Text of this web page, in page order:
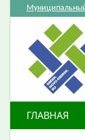
ГЛАВНАЯ